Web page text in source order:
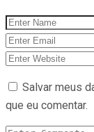
Salvar meus
que eu comentar.